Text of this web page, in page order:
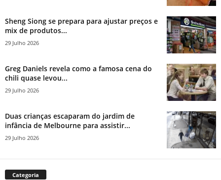
Sheng Siong se prepara para ajustar preços e
mix de produtos...
29 Julho 2026
Greg Daniels revela como a famosa cena do
chili quase levou...
29 Julho 2026
Duas crianças escaparam do jardim de
infância de Melbourne para assistir...
29 Julho 2026
Categoria